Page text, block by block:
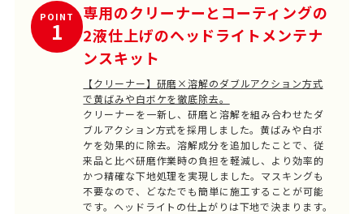
POINT
1
専用のクリーナーとコーティングの
2液仕上げのヘッドライトメンテナ
ンスキット
【クリーナー】研磨×溶解のダブルアクション方式
で黄ばみや白ボケを徹底除去。
クリーナーを一新し、研磨と溶解を組み合わせたダ
ブルアクション方式を採用しました。黄ばみや白ボ
ケを効果的に除去。溶解成分を追加したことで、従
来品と比べ研磨作業時の負担を軽減し、より効率的
かつ精確な下地処理を実現しました。マスキングも
不要なので、どなたでも簡単に施工することが可能
です。ヘッドライトの仕上がりは下地で決まります。